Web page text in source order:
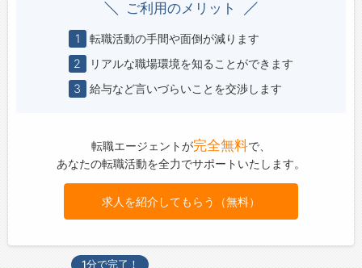
ご利用のメリット
1
転職活動の手間や面倒が減ります
2
リアルな職場環境を知ることができます
3
給与など言いづらいことを交渉します
転職エージェントが完全無料で、
あなたの転職活動を全力でサポートいたします。
求人を紹介してもらう（無料）
1分で完了！